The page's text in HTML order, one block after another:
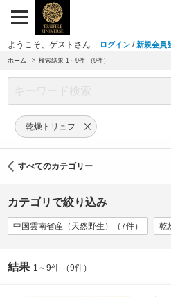
ようこそ、ゲストさん ログイン /新規会員
ホーム 検索結果1～9件 （9件）
乾燥トリュフ
すべてのカテゴリー
カテゴリで絞り込み
中国雲南省産（天然野生）（7件） 乾
結果 1～9件 （9件）